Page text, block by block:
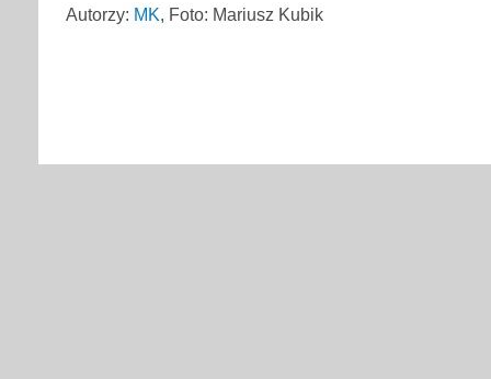
Autorzy: MK, Foto: Mariusz Kubik